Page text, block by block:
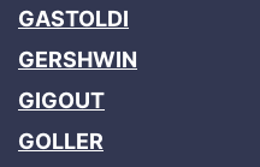
GASTOLDI
GERSHWIN
GIGOUT
GOLLER